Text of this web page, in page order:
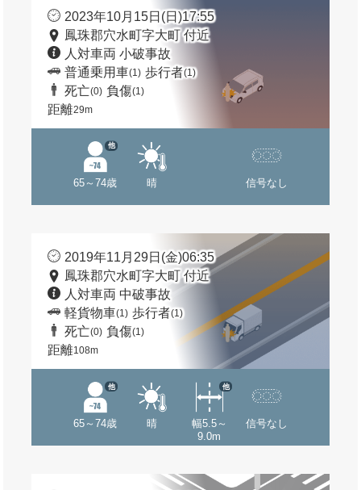
2023年10月15日(日)17:55
鳳珠郡穴水町字大町 付近
人対車両 小破事故
普通乗用車(1) 歩行者(1)
死亡(0) 負傷(1)
距離29m
65～74歳
他
晴 信号なし
2019年11月29日(金)06:35
鳳珠郡穴水町字大町 付近
人対車両 中破事故
軽貨物車(1) 歩行者(1)
死亡(0) 負傷(1)
距離108m
65～74歳
他
晴
幅5.5～
9.0m
他
信号なし